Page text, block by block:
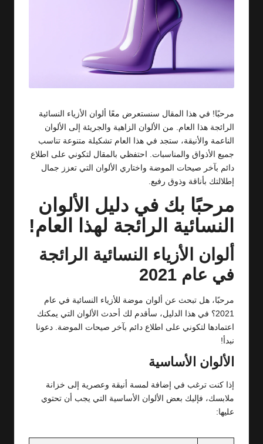
مرحبًا! في هذا المقال سنستعرض معًا ألوان الأزياء النسائية
الرائجة هذا العام. من الألوان الزاهية والجريئة إلى الألوان
الناعمة والأنيقة، ستجد في هذا العام تشكيلة متنوعة تناسب
جميع الأذواق والمناسبات. احتفظي بالمقال لتكوني على اطلاع
دائم بآخر صيحات الموضة واختاري الألوان التي تعزز جمال
إطلالتك بأناقة وذوق رفيع.
مرحبًا بك في دليل الألوان
النسائية الرائجة لهذا العام!
ألوان الأزياء النسائية الرائجة
في عام 2021
مرحبًا، هل تبحث عن ألوان موضة للأزياء النسائية في عام
2021؟ في هذا الدليل، سأقدم لك أحدث الألوان التي يمكنك
اعتمادها لتكوني على اطلاع دائم بآخر صيحات الموضة. دعونا
نبدأ!
الألوان الأساسية
إذا كنت ترغب في إضافة لمسة أنيقة وعصرية إلى خزانة
ملابسك، فإليك بعض الألوان الأساسية التي يجب أن تحتوي
عليها: